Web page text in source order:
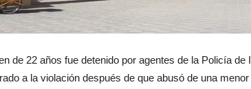
de 22 años fue detenido por agentes de la Policía
a la violación después de que abusó de una